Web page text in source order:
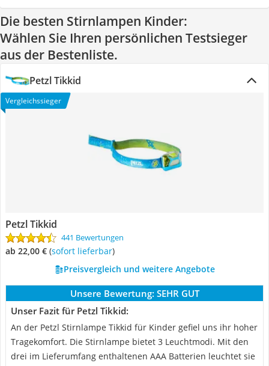
Die besten Stirnlampen Kinder:
Wählen Sie Ihren persönlichen Testsieger
aus der Bestenliste.
Petzl Tikkid
Vergleichssieger
Petzl Tikkid
441 Bewertungen
ab 22,00 € ( Sofort lieferbar)
Preisvergleich und weitere Angebote
Unsere Bewertung: SEHR GUT
Unser Fazit für Petzl Tikkid:
An der Petzl Stirnlampe Tikkid für Kinder gefiel uns ihr hoher
Tragekomfort. Die Stirnlampe bietet 3 Leuchtmodi. Mit den
drei im Lieferumfang enthaltenen AAA Batterien leuchtet sie